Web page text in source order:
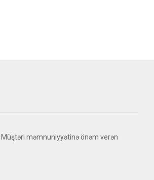
məmnuniyyətinə önəm verən